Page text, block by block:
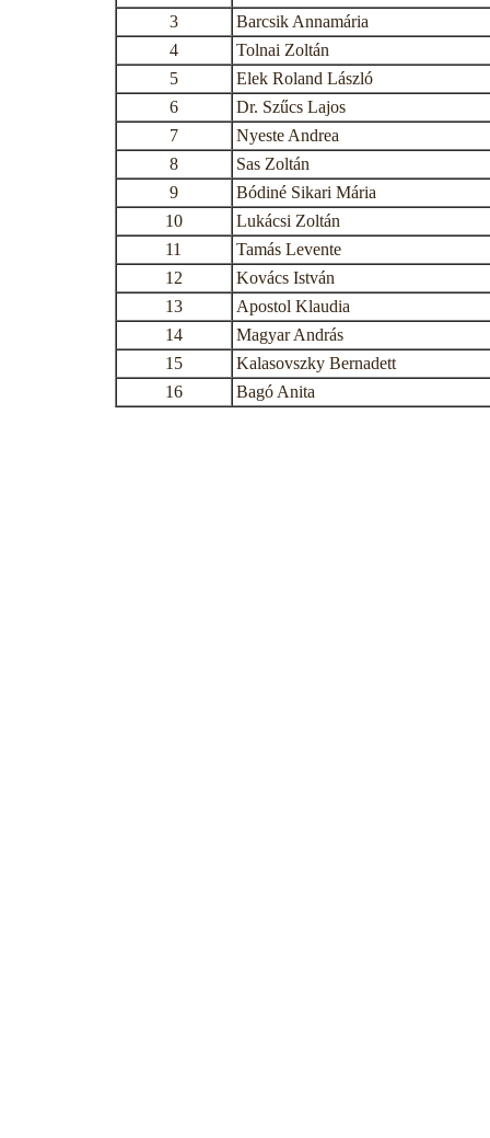
3
Barcsik Annamária
4
Tolnai Zoltán
5
Elek Roland László
6
Dr. Szűcs Lajos
7
Nyeste Andrea
8
Sas Zoltán
9
Bódiné Sikari Mária
10
Lukácsi Zoltán
11
Tamás Levente
12
Kovács István
13
Apostol Klaudia
14
Magyar András
15
Kalasovszky Bernadett
16
Bagó Anita